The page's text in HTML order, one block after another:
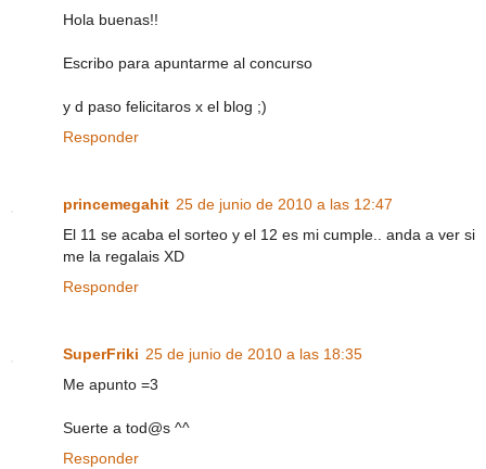
Hola buenas!!
Escribo para apuntarme al concurso
y d paso felicitaros x el blog ;)
Responder
princemegahit 25 de junio de 2010 a las 12:47
El 11 se acaba el sorteo y el 12 es mi cumple.. anda a ver si
me la regalais XD
Responder
SuperFriki 25 de junio de 2010 a las 18:35
Me apunto =3
Suerte a tod@s ^^
Responder